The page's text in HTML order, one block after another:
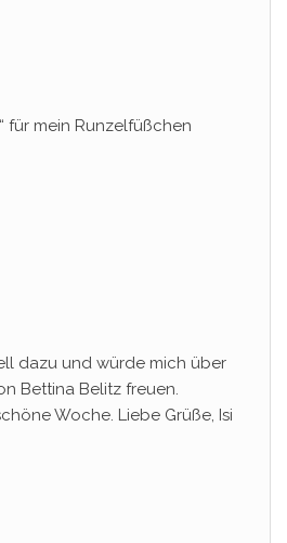
für mein Runzelfüßchen
dazu und würde mich über
Bettina Belitz freuen.
Woche. Liebe Grüße, Isi